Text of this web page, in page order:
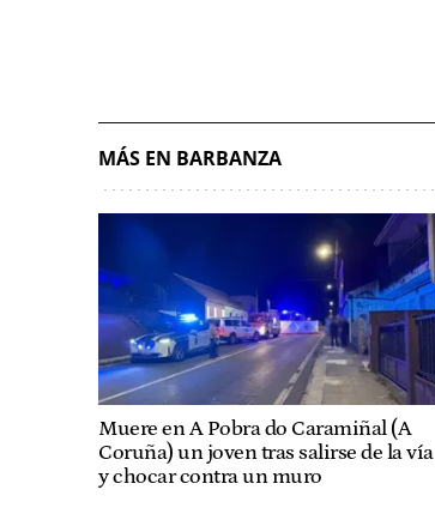
MÁS EN BARBANZA
Muere en A Pobra do Caramiñal (A
Coruña) un joven tras salirse de la vía
y chocar contra un muro